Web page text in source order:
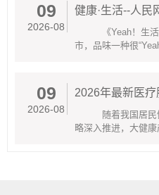
09
2026-08
健康·生活--人民
《Yeah！生活》
市，品味一种很
09
2026-08
随着我国居民健
略深入推进，大健